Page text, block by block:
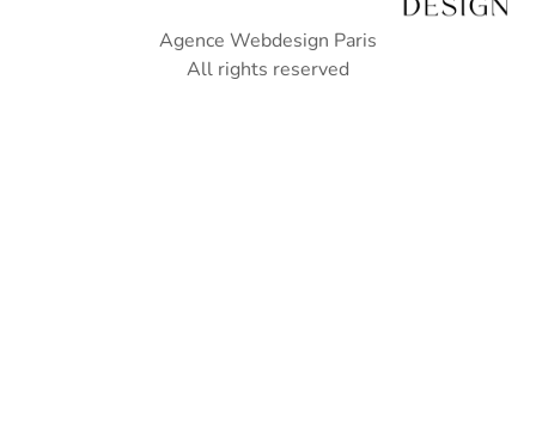
Agence Webdesign Paris
All rights reserved